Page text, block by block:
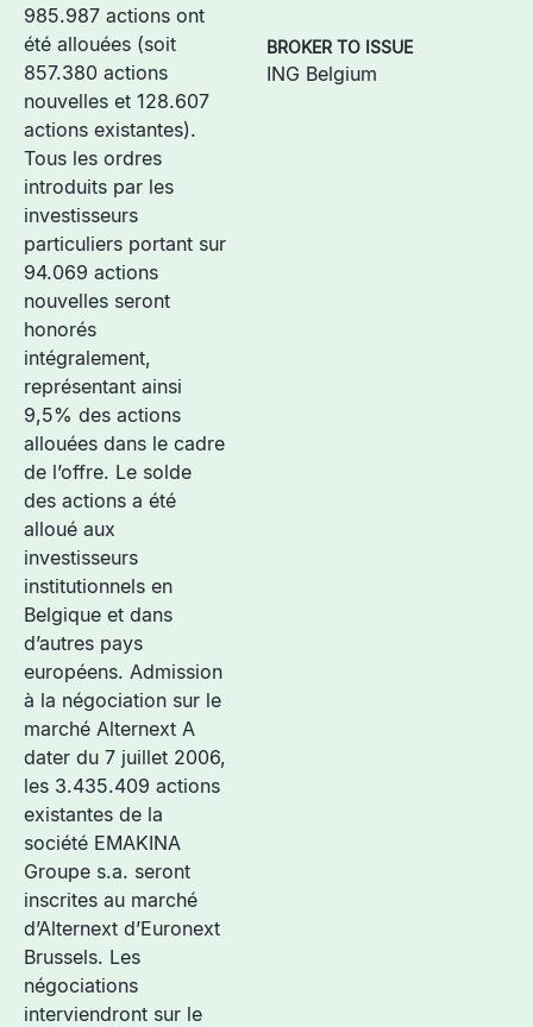
985.987 actions ont
été allouées (soit
857.380 actions
nouvelles et 128.607
actions existantes).
Tous les ordres
introduits par les
investisseurs
particuliers portant sur
94.069 actions
nouvelles seront
honorés
intégralement,
représentant ainsi
9,5% des actions
allouées dans le cadre
de l’offre. Le solde
des actions a été
alloué aux
investisseurs
institutionnels en
Belgique et dans
d’autres pays
européens. Admission
à la négociation sur le
marché Alternext A
dater du 7 juillet 2006,
les 3.435.409 actions
existantes de la
société EMAKINA
Groupe s.a. seront
inscrites au marché
d’Alternext d’Euronext
Brussels. Les
négociations
interviendront sur le
BROKER TO ISSUE
ING Belgium